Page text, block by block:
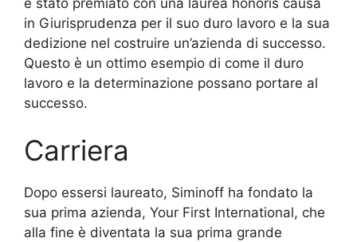
in Giurisprudenza per il suo duro lavoro e la sua
dedizione nel costruire un’azienda di successo.
Questo è un ottimo esempio di come il duro
lavoro e la determinazione possano portare al
successo.
Carriera
Dopo essersi laureato, Siminoff ha fondato la
sua prima azienda, Your First International, che
alla fine è diventata la sua prima grande